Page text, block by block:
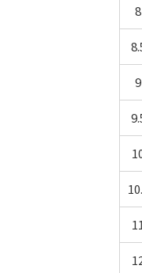
8
9
11